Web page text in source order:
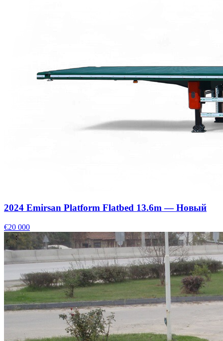
2024 Emirsan Platform Flatbed 13.6m — Новый
€20 000